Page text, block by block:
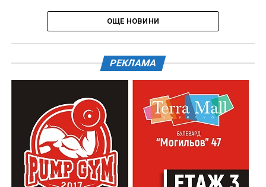
ОЩЕ НОВИНИ
РЕКЛАМА